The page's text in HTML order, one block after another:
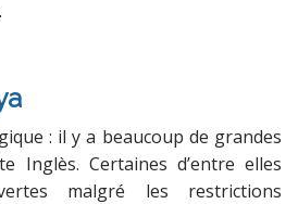
: il y a beaucoup de grandes
Inglès. Certaines d’entre elles
malgré les restrictions